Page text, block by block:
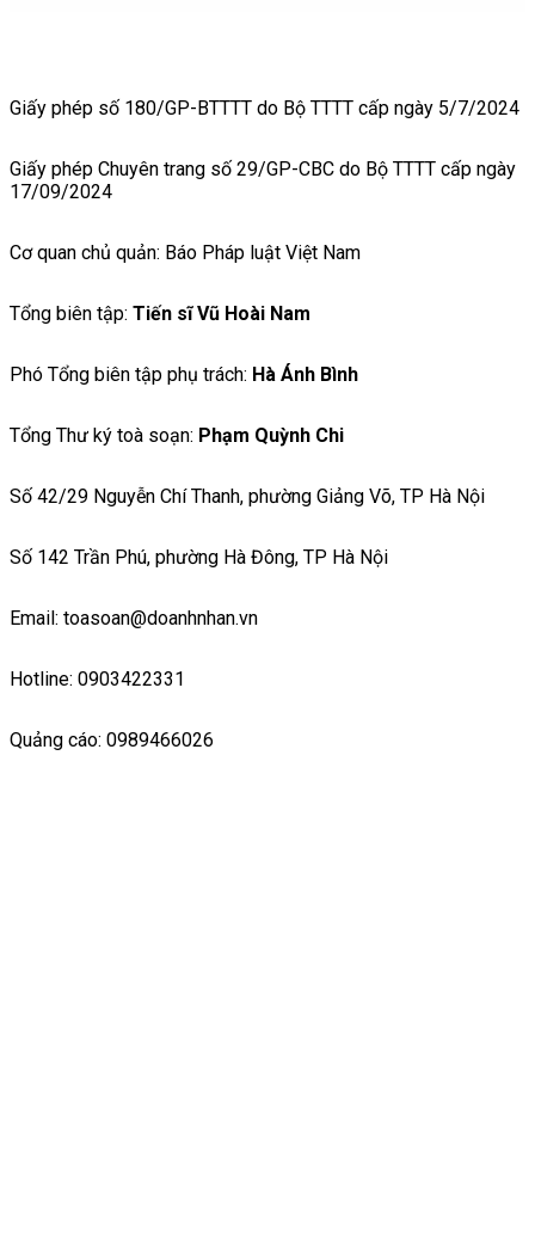
Giấy phép số 180/GP-BTTTT do Bộ TTTT cấp ngày 5/7/2024
Giấy phép Chuyên trang số 29/GP-CBC do Bộ TTTT cấp ngày
17/09/2024
Cơ quan chủ quản: Báo Pháp luật Việt Nam
Tổng biên tập: Tiến sĩ Vũ Hoài Nam
Phó Tổng biên tập phụ trách: Hà Ánh Bình
Tổng Thư ký toà soạn: Phạm Quỳnh Chi
Số 42/29 Nguyễn Chí Thanh, phường Giảng Võ, TP Hà Nội
Số 142 Trần Phú, phường Hà Đông, TP Hà Nội
Email: toasoan@doanhnhan.vn
Hotline: 0903422331
Quảng cáo: 0989466026